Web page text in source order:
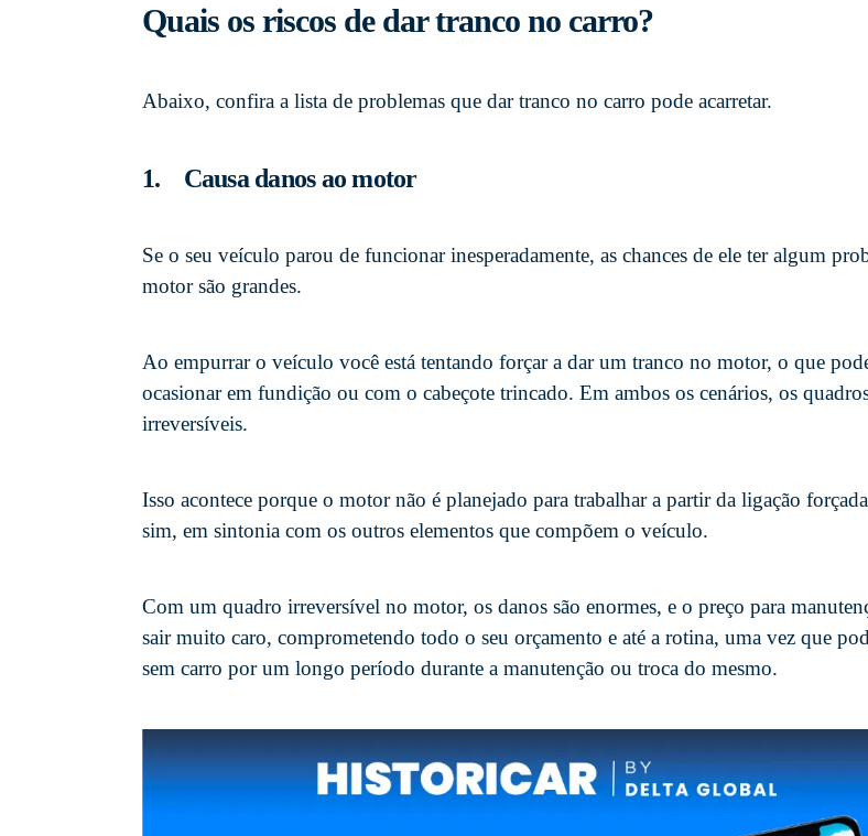
Quais os riscos de dar tranco no carro?
Abaixo, confira a lista de problemas que dar tranco no carro pode acarretar.
1. Causa danos ao motor
Se o seu veículo parou de funcionar inesperadamente, as chances de ele ter algum
motor são grandes.
Ao empurrar o veículo você está tentando forçar a dar um tranco no motor, o que
ocasionar em fundição ou com o cabeçote trincado. Em ambos os cenários, os
irreversíveis.
Isso acontece porque o motor não é planejado para trabalhar a partir da ligação
sim, em sintonia com os outros elementos que compõem o veículo.
Com um quadro irreversível no motor, os danos são enormes, e o preço para
sair muito caro, comprometendo todo o seu orçamento e até a rotina, uma vez que
sem carro por um longo período durante a manutenção ou troca do mesmo.